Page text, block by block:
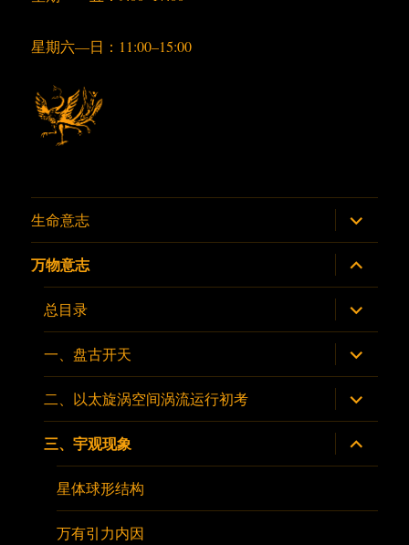
星期六—日：11:00–15:00
生命意志 展
开
子
菜
单
万物意志 展
开
子
菜
单
总目录 展
开
子
菜
单
一、盘古开天 展
开
子
菜
单
二、以太旋涡空间涡流运行初考 展
开
子
菜
单
三、宇观现象 展
开
子
星体球形结构
万有引力内因